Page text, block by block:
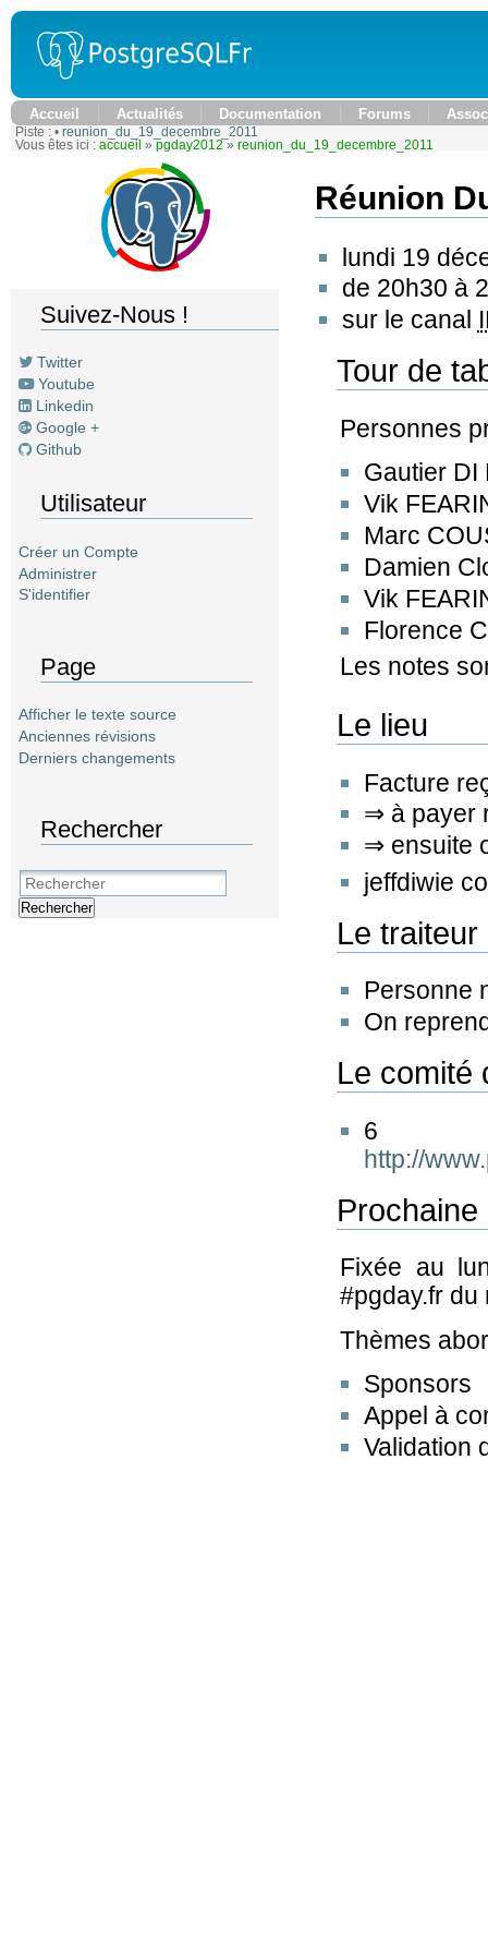
Accueil Actualités Documentation Forums
Piste : • reunion_du_19_decembre_2011
Vous êtes ici : accueil » pgday2012 » reunion_du_19_decembre_2011
Suivez-Nous !
Twitter
Youtube
Linkedin
Google +
Github
Utilisateur
Créer un Compte
Administrer
S'identifier
Page
Afficher le texte source
Anciennes révisions
Derniers changements
Rechercher
Rechercher
Réunion
lundi 19
de 20h30 à
sur le canal
Tour de
Personnes
Gautier DI
Vik
Marc
Damien
Vik
Florence
Les notes
Le lieu
Facture
⇒ à payer
⇒ ensuite
jeffdiwie
Le traiteur
Personne
On
Le comité
6
http://
Prochaine
Fixée au
#pgday.fr
Thèmes
Sponsors
Appel à
Validation